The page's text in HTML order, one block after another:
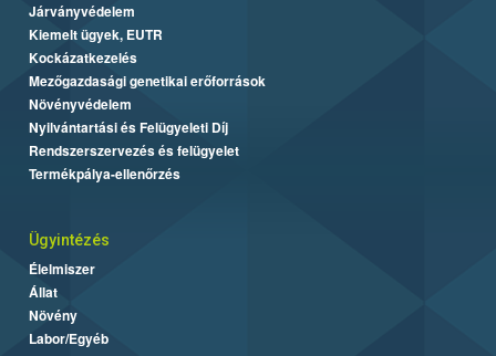
Járványvédelem
Kiemelt ügyek, EUTR
Kockázatkezelés
Mezőgazdasági genetikai erőforrások
Növényvédelem
Nyilvántartási és Felügyeleti Díj
Rendszerszervezés és felügyelet
Termékpálya-ellenőrzés
Ügyintézés
Élelmiszer
Állat
Növény
Labor/Egyéb